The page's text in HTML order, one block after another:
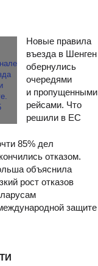
Новые правила
въезда в Шенген
обернулись
очередями
и пропущенными
рейсами. Что
решили в ЕС
85% дел
отказом.
объяснила
рост отказов
защите